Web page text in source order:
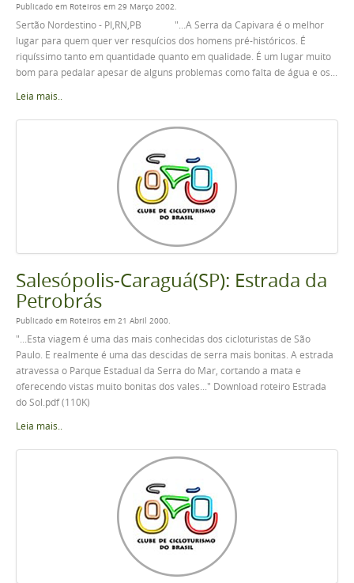
Publicado em Roteiros em 29 Março 2002.
Sertão Nordestino - PI,RN,PB "...A Serra da Capivara é o melhor
lugar para quem quer ver resquícios dos homens pré-históricos. É
riquíssimo tanto em quantidade quanto em qualidade. É um lugar muito
bom para pedalar apesar de alguns problemas como falta de água e os...
Leia mais..
Salesópolis-Caraguá(SP): Estrada da
Petrobrás
Publicado em Roteiros em 21 Abril 2000.
"...Esta viagem é uma das mais conhecidas dos cicloturistas de São
Paulo. E realmente é uma das descidas de serra mais bonitas. A estrada
atravessa o Parque Estadual da Serra do Mar, cortando a mata e
oferecendo vistas muito bonitas dos vales..." Download roteiro Estrada
do Sol.pdf (110K)
Leia mais..